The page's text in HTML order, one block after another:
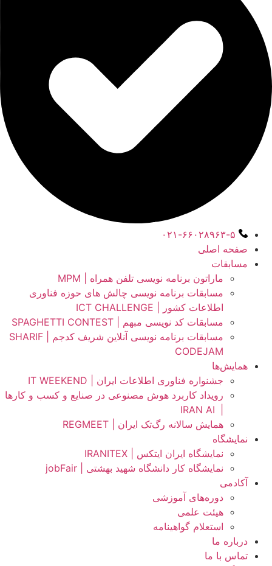
۰۲۱-۶۶۰۲۸۹۶۳-۵
صفحه اصلی
مسابقات
ماراتون برنامه نویسی تلفن همراه | MPM
مسابقات برنامه نویسی چالش های حوزه فناوری
اطلاعات کشور | ICT CHALLENGE
مسابقات کد نویسی مبهم | SPAGHETTI CONTEST
مسابقات برنامه نویسی آنلاین شریف کدجم | SHARIF
CODEJAM
همایش‌ها
جشنواره فناوری اطلاعات ایران | IT WEEKEND
رویداد کاربرد هوش مصنوعی در صنایع و کسب و کارها
IRAN AI
همایش سالانه رگ‌تک ایران | REGMEET
نمایشگاه
نمایشگاه ایران ایتکس | IRANITEX
نمایشگاه کار دانشگاه شهید بهشتی | jobFair
آکادمی
دوره‌های آموزشی
هیئت علمی
استعلام گواهینامه
درباره ما
تماس با ما